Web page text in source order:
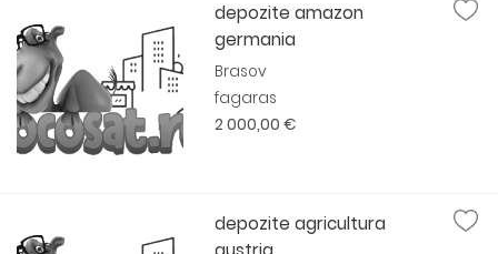
depozite amazon
germania
Brasov
fagaras
2 000,00 €
depozite agricultura